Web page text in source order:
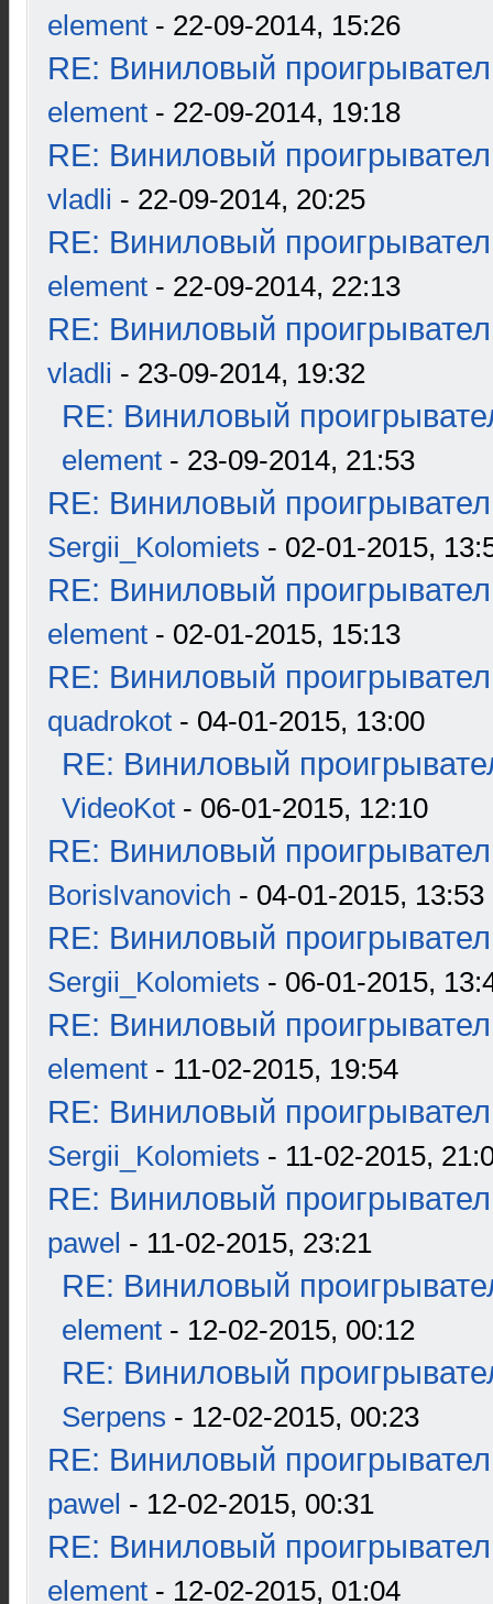
element - 22-09-2014, 15:26
RE: Виниловый
element - 22-09-2014, 19:18
RE: Виниловый
vladli - 22-09-2014, 20:25
RE: Виниловый
element - 22-09-2014, 22:13
RE: Виниловый
vladli - 23-09-2014, 19:32
RE: Виниловый
element - 23-09-2014, 21:53
RE: Виниловый
Sergii_Kolomiets - 02-01-2015,
RE: Виниловый
element - 02-01-2015, 15:13
RE: Виниловый
quadrokot - 04-01-2015, 13:00
RE: Виниловый
VideoKot - 06-01-2015, 12:10
RE: Виниловый
BorisIvanovich - 04-01-2015, 13:53
RE: Виниловый
Sergii_Kolomiets - 06-01-2015,
RE: Виниловый
element - 11-02-2015, 19:54
RE: Виниловый
Sergii_Kolomiets - 11-02-2015,
RE: Виниловый
pawel - 11-02-2015, 23:21
RE: Виниловый
element - 12-02-2015, 00:12
RE: Виниловый
Serpens - 12-02-2015, 00:23
RE: Виниловый
pawel - 12-02-2015, 00:31
RE: Виниловый
element - 12-02-2015, 01:04